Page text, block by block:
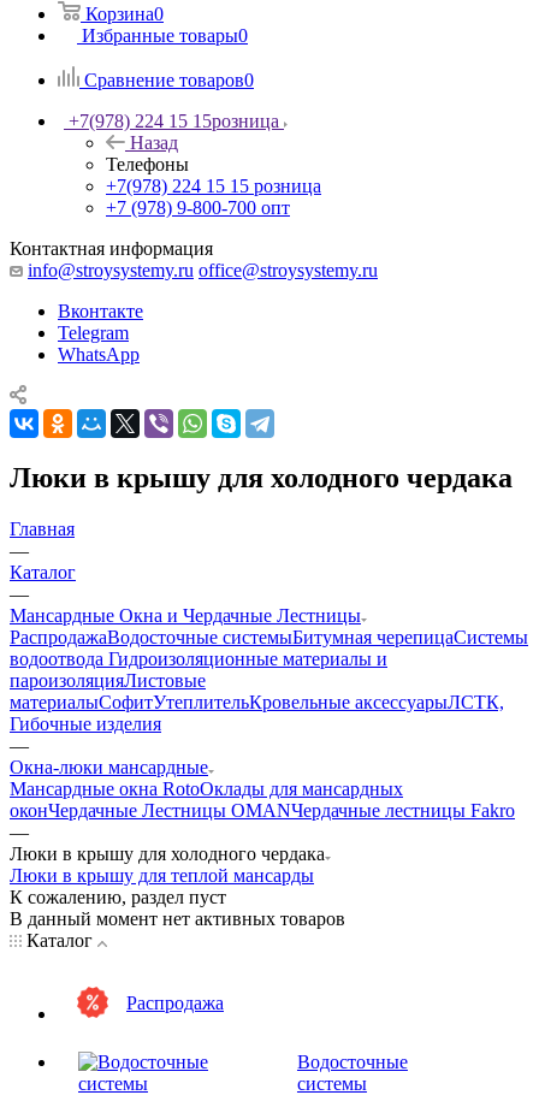
Корзина0
Избранные товары0
Сравнение товаров0
+7(978) 224 15 15розница
Назад
Телефоны
+7(978) 224 15 15 розница
+7 (978) 9-800-700 опт
Контактная информация
info@stroysystemy.ru office@stroysystemy.ru
Вконтакте
Telegram
WhatsApp
Люки в крышу для холодного чердака
Главная
—
Каталог
—
Мансардные Окна и Чердачные Лестницы
РаспродажаВодосточные системыБитумная черепицаСистемы
водоотвода Гидроизоляционные материалы и
пароизоляцияЛистовые
материалыСофитУтеплительКровельные аксессуарыЛСТК,
Гибочные изделия
—
Окна-люки мансардные
Мансардные окна RotoОклады для мансардных
оконЧердачные Лестницы OMANЧердачные лестницы Fakro
—
Люки в крышу для холодного чердака
Люки в крышу для теплой мансарды
К сожалению, раздел пуст
В данный момент нет активных товаров
Каталог
Распродажа
Водосточные
системы